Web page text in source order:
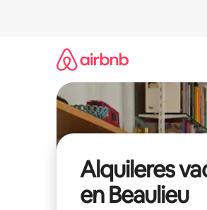
Alquileres
en Beaulieu